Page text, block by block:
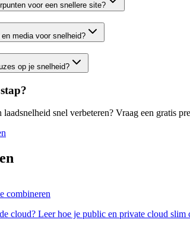
voor een snellere site?
media voor snelheid?
op je snelheid?
snel verbeteren? Vraag een gratis
combineren
cloud? Leer hoe je public en private cloud